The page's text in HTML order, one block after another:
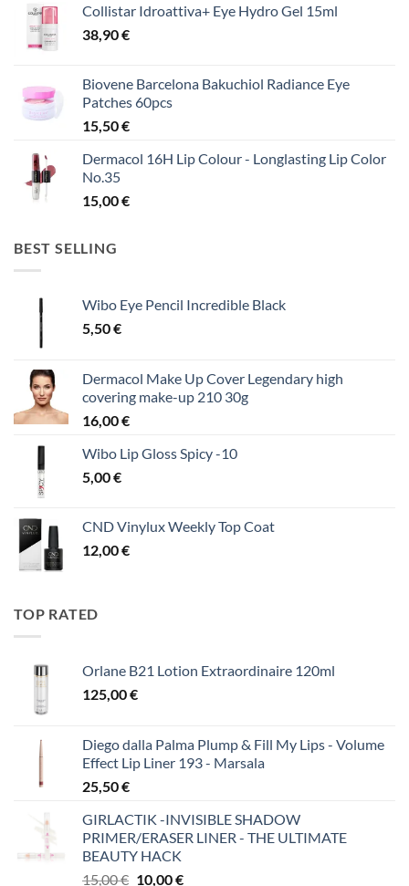
Collistar Idroattiva+ Eye Hydro Gel 15ml
38,90€
Biovene Barcelona Bakuchiol Radiance Eye
Patches 60pcs
15,50€
Dermacol 16H Lip Colour - Longlasting Lip Color
No.35
15,00€
BEST SELLING
Wibo Eye Pencil Incredible Black
5,50€
Dermacol Make Up Cover Legendary high
covering make-up 210 30g
16,00€
Wibo Lip Gloss Spicy -10
5,00€
CND Vinylux Weekly Top Coat
12,00€
TOP RATED
Orlane B21 Lotion Extraordinaire 120ml
125,00€
Diego dalla Palma Plump & Fill My Lips - Volume
Effect Lip Liner 193 - Marsala
25,50€
GIRLACTIK -INVISIBLE SHADOW
PRIMER/ERASER LINER - THE ULTIMATE
BEAUTY HACK
15,00€ Original
10,00€Η